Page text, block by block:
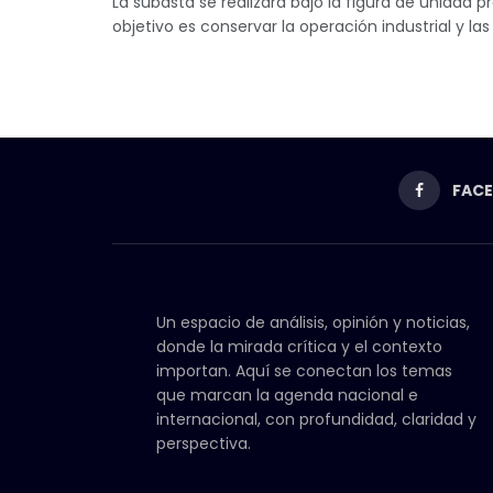
objetivo es conservar la operación industrial y
Un espacio de análisis, opinión y noticias,
donde la mirada crítica y el contexto
importan. Aquí se conectan los temas
que marcan la agenda nacional e
internacional, con profundidad, claridad y
perspectiva.